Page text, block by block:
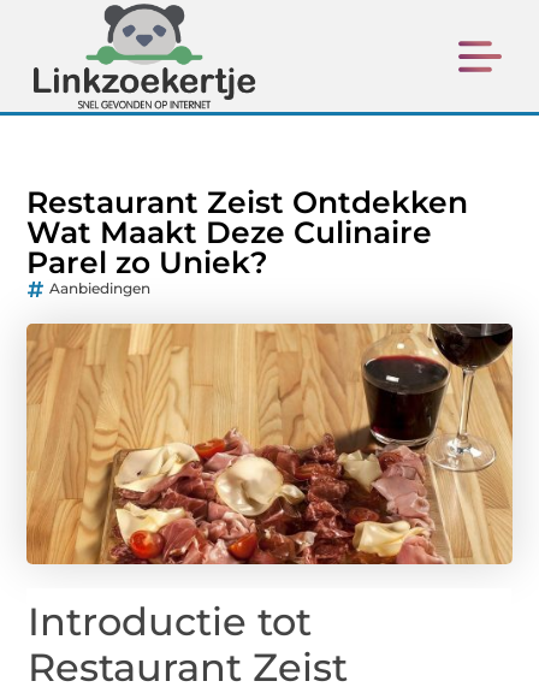
Restaurant Zeist Ontdekken
Wat Maakt Deze Culinaire
Parel zo Uniek?
Aanbiedingen
Introductie tot
Restaurant Zeist